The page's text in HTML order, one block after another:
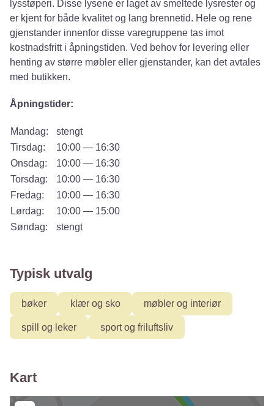
lysstøperi. Disse lysene er laget av smeltede lysrester og
er kjent for både kvalitet og lang brennetid. Hele og rene
gjenstander innenfor disse varegruppene tas imot
kostnadsfritt i åpningstiden. Ved behov for levering eller
henting av større møbler eller gjenstander, kan det avtales
med butikken.
Åpningstider:
Mandag:
stengt
Tirsdag:
10:00 — 16:30
Onsdag:
10:00 — 16:30
Torsdag:
10:00 — 16:30
Fredag:
10:00 — 16:30
Lørdag:
10:00 — 15:00
Søndag:
stengt
Typisk utvalg
bøker klær og sko møbler og interiør
spill og leker sport og friluftsliv
Kart